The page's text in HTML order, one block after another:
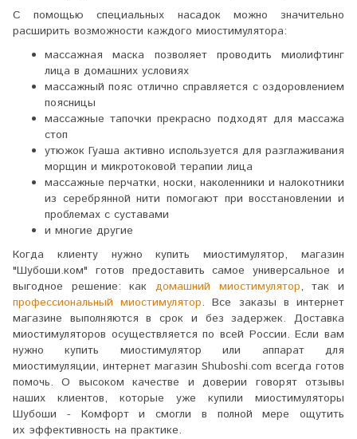
С помощью специальных насадок можно значительно
расширить возможности каждого миостимулятора:
массажная маска позволяет проводить миолифтинг
лица в домашних условиях
массажный пояс отлично справляется с оздоровлением
поясницы
массажные тапочки прекрасно подходят для массажа
стоп
утюжок Гуаша активно используется для разглаживания
морщин и микротоковой терапии лица
массажные перчатки, носки, наколенники и налокотники
из серебрянной нити помогают при восстановлении и
проблемах с суставами
и многие другие
Когда клиенту нужно купить миостимулятор, магазин
"Шубоши.ком" готов предоставить самое универсальное и
выгодное решение: как домашний миостимулятор, так и
профессиональный миостимулятор. Все заказы в интернет
магазине выполняются в срок и без задержек. Доставка
миостимуляторов осуществляется по всей России.Если вам
нужно купить миостимулятор или аппарат для
миостимуляции, интернет магазин Shuboshi.com всегда готов
помочь. О высоком качестве и доверии говорят отзывы
наших клиентов, которые уже купили миостимуляторы
Шубоши - Комфорт и смогли в полной мере ощутить
их эффективность на практике.